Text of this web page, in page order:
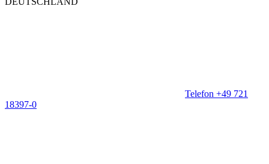
Telefon +49 721
18397-0